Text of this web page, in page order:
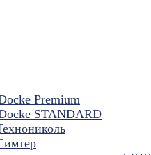
Premium
STANDARD